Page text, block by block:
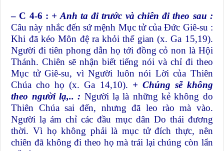
– C 4-6 : + Anh ta đi trước và chiên đi theo sau :
Câu này nhắc đến sứ mệnh Mục tử của Đức Giê-su :
Khi đã kéo Môn đệ ra khỏi thế gian (x. Ga 15,19).
Người đi tiên phong dẫn họ tới đồng cỏ non là Hội
Thánh. Chiên sẽ nhận biết tiếng nói và chỉ đi theo
Mục tử Giê-su, vì Người luôn nói Lời của Thiên
Chúa cho họ (x. Ga 14,10). + Chúng sẽ không
theo người lạ,.. : Người lạ là những kẻ không do
Thiên Chúa sai đến, nhưng đã leo rào mà vào.
Người lạ ám chỉ các đầu mục dân Do thái đương
thời. Vì họ không phải là mục tử đích thực, nên
chiên đã không đi theo họ mà trái lại chúng còn lẩn